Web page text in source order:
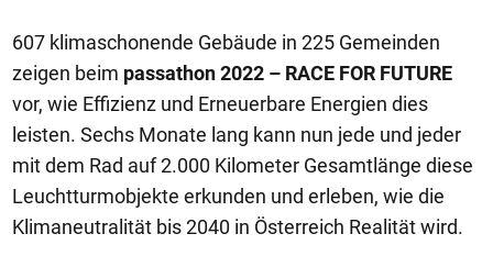
607 klimaschonende Gebäude in 225 Gemeinden
zeigen beim passathon 2022 – RACE FOR FUTURE
vor, wie Effizienz und Erneuerbare Energien dies
leisten. Sechs Monate lang kann nun jede und jeder
mit dem Rad auf 2.000 Kilometer Gesamtlänge diese
Leuchtturmobjekte erkunden und erleben, wie die
Klimaneutralität bis 2040 in Österreich Realität wird.